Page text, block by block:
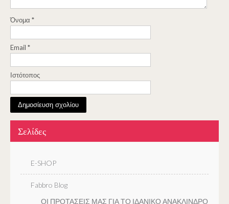
Όνομα *
Email *
Ιστότοπος
Σελίδες
E-SHOP
Fabbro Blog
ΟΙ ΠΡΟΤΑΣΕΙΣ ΜΑΣ ΓΙΑ ΤΟ ΙΔΑΝΙΚΟ ΑΝΑΚΛΙΝΔΡΟ